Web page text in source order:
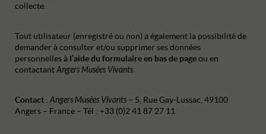
collecte.
Tout utilisateur (enregistré ou non) a également la possibilité de
demander à consulter et/ou supprimer ses données
personnellesà l’aide du formulaire en bas de pageou en
contactantAngers Musées Vivants.
Contact : Angers Musées Vivants – 5, Rue Gay-Lussac, 49100
Angers – France – Tél : +33 (0)2 41 87 27 11